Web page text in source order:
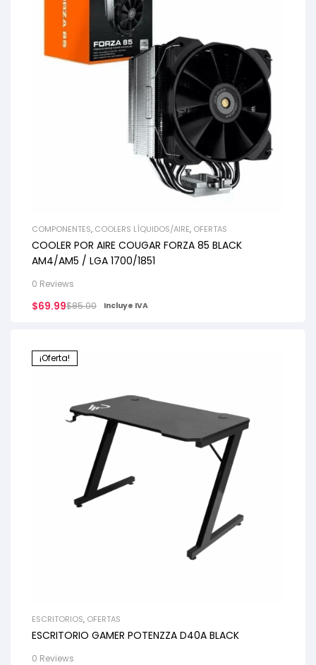
COMPONENTES, COOLERS LÍQUIDOS/AIRE, OFERTAS
COOLER POR AIRE COUGAR FORZA 85 BLACK
AM4/AM5 / LGA 1700/1851
0 Reviews
$85.00
$69.99 Incluye IVA
¡Oferta!
ESCRITORIOS, OFERTAS
ESCRITORIO GAMER POTENZZA D40A BLACK
0 Reviews